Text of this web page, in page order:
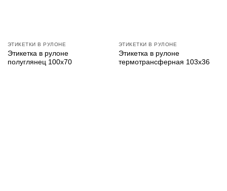
ЭТИКЕТКИ В РУЛОНЕ
Этикетка в рулоне
полуглянец 100х70
ЭТИКЕТКИ В РУЛОНЕ
Этикетка в рулоне
термотрансферная 103х36